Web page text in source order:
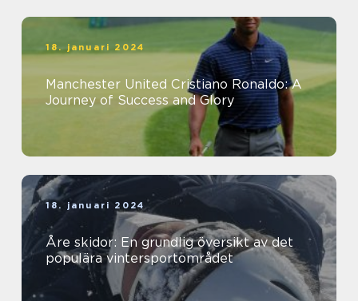
18. januari 2024
Manchester United Cristiano Ronaldo: A
Journey of Success and Glory
18. januari 2024
Åre skidor: En grundlig översikt av det
populära vintersportområdet